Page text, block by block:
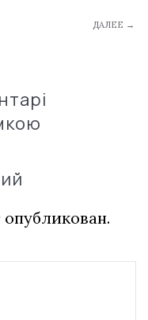
ДАЛЕЕ →